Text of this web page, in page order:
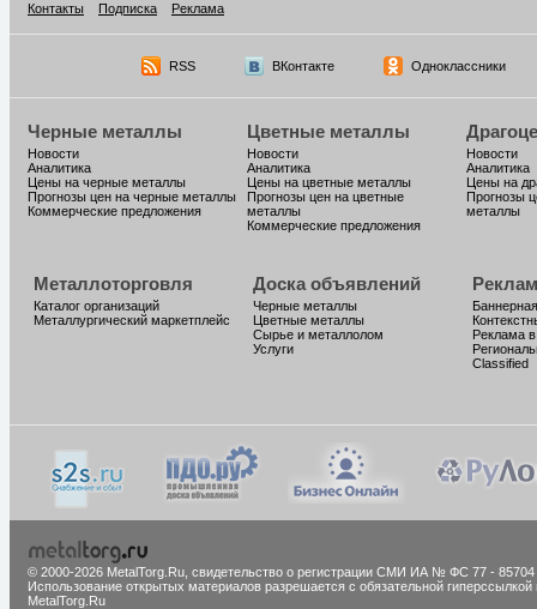
Контакты
Подписка Реклама
RSS ВКонтакте Одноклассники
Черные металлы
Новости
Аналитика
Цены на черные металлы
Прогнозы цен на черные металлы
Коммерческие предложения
Цветные металлы
Новости
Аналитика
Цены на цветные металлы
Прогнозы цен на цветные
металлы
Коммерческие предложения
Новости
Аналитика
Цены на
Прогнозы
металлы
Металлоторговля
Каталог организаций
Металлургический маркетплейс
Доска объявлений
Черные металлы
Цветные металлы
Сырье и металлолом
Услуги
Реклама
Classified
© 2000-2026 MetalTorg.Ru, cвидетельство о регистрации СМИ ИА № ФС 77 - 85704
Использование открытых материалов разрешается с обязательной гиперссылкой
MetalTorg.Ru